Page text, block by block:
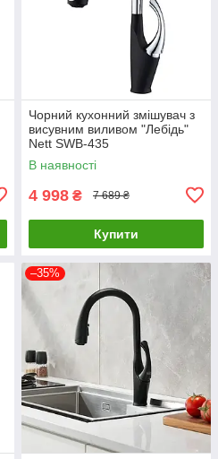
Чорний кухонний змішувач з
висувним виливом "Лебідь"
Nett SWB-435
В наявності
4 998 ₴ 7 689 ₴
Купити
–35%